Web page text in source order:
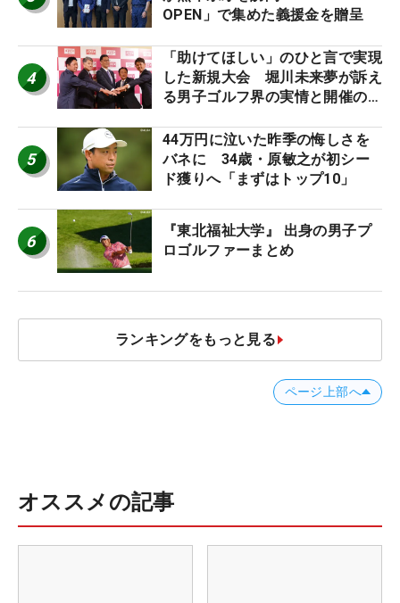
OPEN」で集めた義援金を贈呈
4
「助けてほしい」のひと言で実現
した新規大会 堀川未来夢が訴え
る男子ゴルフ界の実情と開催の舞
5
44万円に泣いた昨季の悔しさを
バネに 34歳・原敏之が初シー
ド獲りへ「まずはトップ10」
6
『東北福祉大学』 出身の男子プ
ロゴルファーまとめ
ランキングをもっと見る
ページ上部へ
オススメの記事